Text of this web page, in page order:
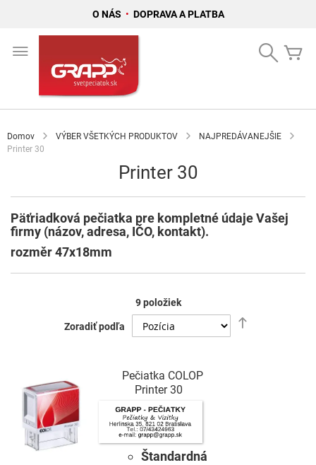
O NÁS • DOPRAVA A PLATBA
Search
Domov VÝBER VŠETKÝCH PRODUKTOV
NAJPREDÁVANEJŠIE
Printer 30
Printer 30
Päťriadková pečiatka pre kompletné údaje Vašej
firmy (názov, adresa, IČO, kontakt).
rozměr 47x18mm
9položiek
Zoradiť podľa
Pečiatka COLOP
Printer 30
Štandardná